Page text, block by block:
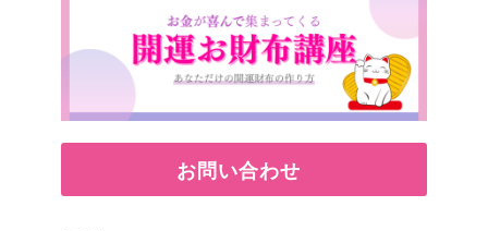
お問い合わせ